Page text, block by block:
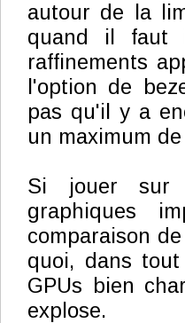
autour de la
quand il faut
raffinements
l'option de
pas qu'il y a
un maximum
Si jouer sur
graphiques
comparaison
quoi, dans
GPUs bien
explose.